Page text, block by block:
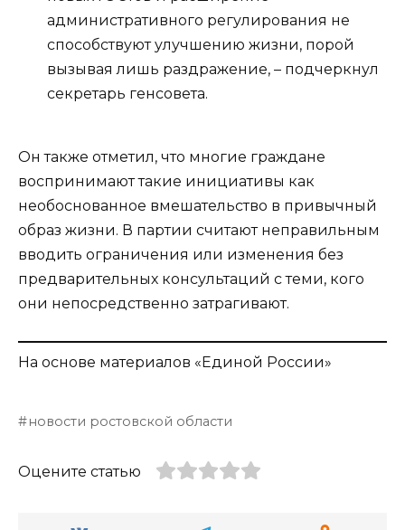
административного регулирования не
способствуют улучшению жизни, порой
вызывая лишь раздражение, – подчеркнул
секретарь генсовета.
Он также отметил, что многие граждане
воспринимают такие инициативы как
необоснованное вмешательство в привычный
образ жизни. В партии считают неправильным
вводить ограничения или изменения без
предварительных консультаций с теми, кого
они непосредственно затрагивают.
На основе материалов «Единой России»
новости ростовской области
Оцените статью